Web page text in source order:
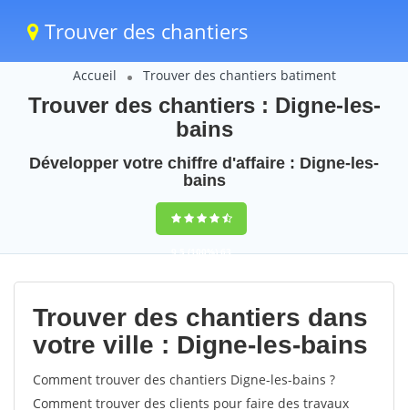
Trouver des chantiers
Accueil Trouver des chantiers batiment
Trouver des chantiers : Digne-les-
bains
Développer votre chiffre d'affaire : Digne-les-
bains
9,5(100%)63
votes
Trouver des chantiers dans
votre ville : Digne-les-bains
Comment trouver des chantiers Digne-les-bains ?
Comment trouver des clients pour faire des travaux